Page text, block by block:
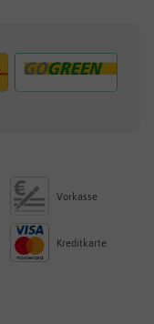
Vorkasse
Kreditkarte